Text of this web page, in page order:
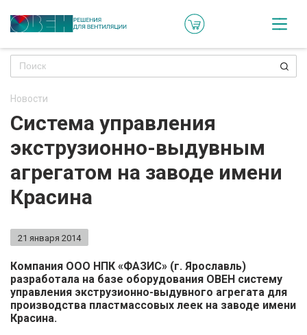
Новости
Система управления
экструзионно-выдувным
агрегатом на заводе имени
Красина
21 января 2014
Компания ООО НПК «ФАЗИС» (г. Ярославль)
разработала на базе оборудования ОВЕН систему
управления экструзионно-выдувного агрегата для
производства пластмассовых леек на заводе имени
Красина.